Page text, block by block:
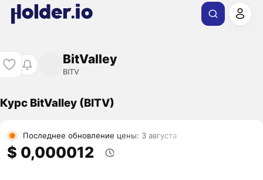
BitValley
BITV
Курс BitValley (BITV)
Последнее обновление цены: 3 августа
$ 0,000012